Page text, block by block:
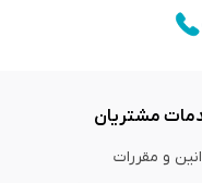
مشتریان
و مقررات